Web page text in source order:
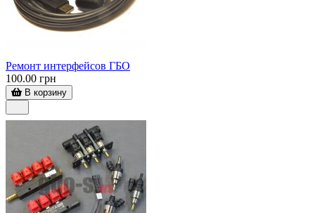
Ремонт интерфейсов ГБО
100.00 грн
В корзину